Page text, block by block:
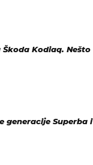
Škoda Kodiaq. Nešto
generacije Superba i